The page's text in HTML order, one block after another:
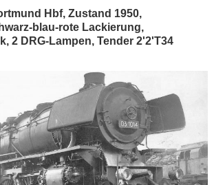
Hbf, Zustand 1950,
blau-rote Lackierung,
2 DRG-Lampen, Tender 2'2'T34